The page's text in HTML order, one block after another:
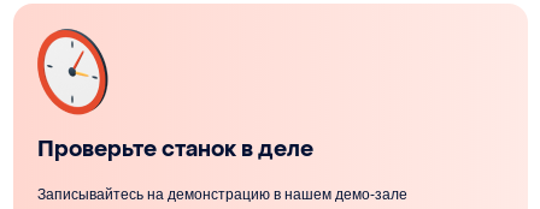
Проверьте станок в деле
Записывайтесь на демонстрацию в нашем демо-зале